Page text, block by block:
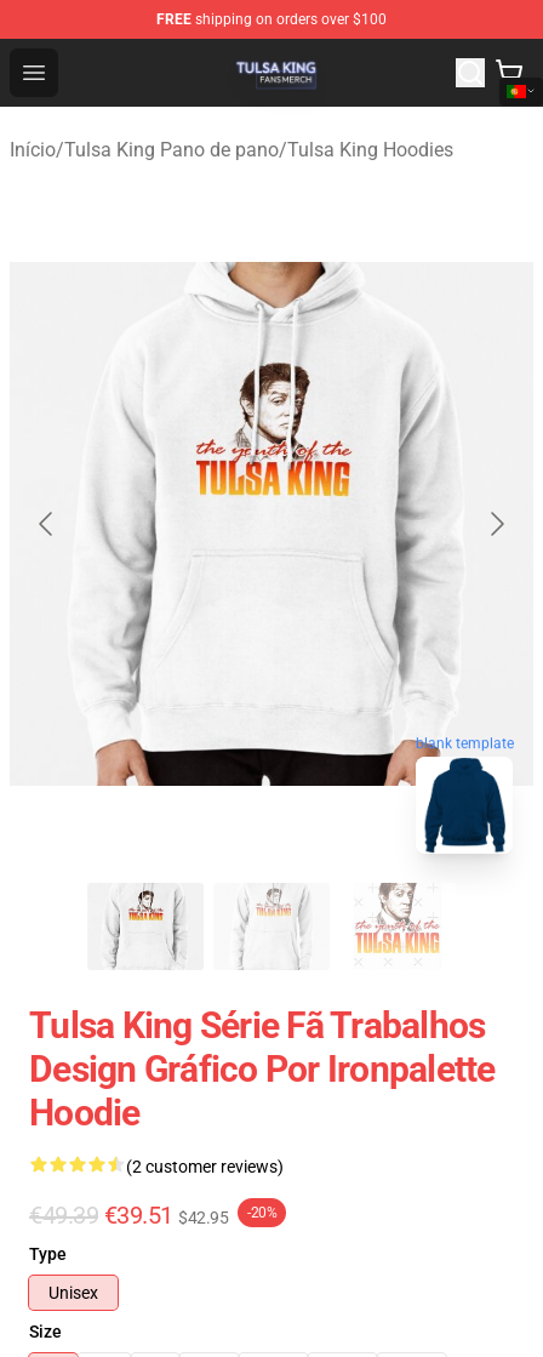
FREE shipping on orders over $100
Open menu
Tulsa King Shop - Official Tulsa King Merchandise Store
Início/Tulsa King Pano de pano/Tulsa King Hoodies
blank template
Tulsa King Série Fã Trabalhos
Design Gráfico Por Ironpalette
Hoodie
(2 customer reviews)
€49.39 €39.51 $42.95 -20%
Type
Unisex
Size